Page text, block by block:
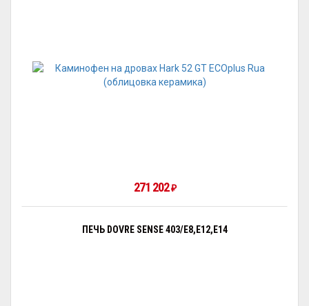
271 202₽
ПЕЧЬ DOVRE SENSE 403/E8,E12,E14